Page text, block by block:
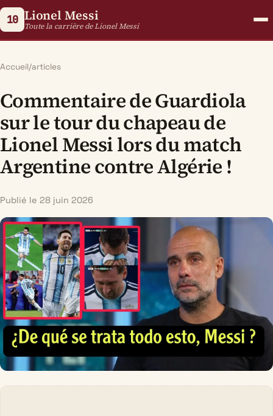
10 Lionel Messi
Toute la carrière de Lionel Messi
Accueil/articles
Commentaire de Guardiola
sur le tour du chapeau de
Lionel Messi lors du match
Argentine contre Algérie !
Publié le 28 juin 2026